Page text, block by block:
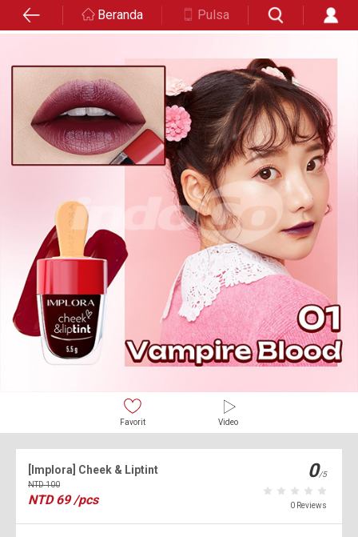
Beranda Pulsa
Favorit Video
[Implora] Cheek & Liptint
NTD100
NTD69 /pcs
0/5
0 Reviews